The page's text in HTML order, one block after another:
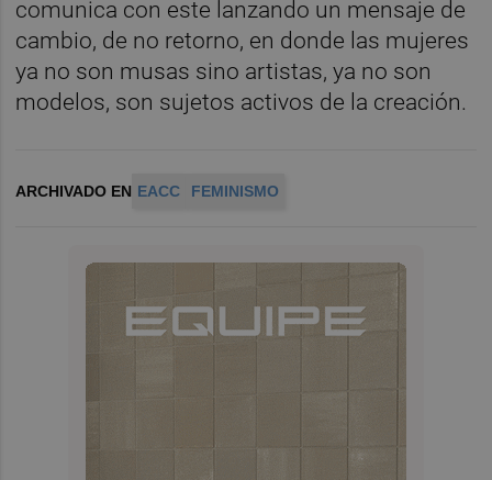
comunica con este lanzando un mensaje de
cambio, de no retorno, en donde las mujeres
ya no son musas sino artistas, ya no son
modelos, son sujetos activos de la creación.
ARCHIVADO EN EACC FEMINISMO